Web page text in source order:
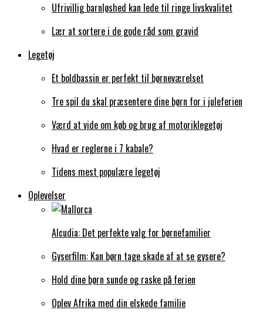
Ufrivillig barnløshed kan lede til ringe livskvalitet
Lær at sortere i de gode råd som gravid
Legetøj
Et boldbassin er perfekt til børneværelset
Tre spil du skal præsentere dine børn for i juleferien
Værd at vide om køb og brug af motoriklegetøj
Hvad er reglerne i 7 kabale?
Tidens mest populære legetøj
Oplevelser
Alcudia: Det perfekte valg for børnefamilier
Gyserfilm: Kan børn tage skade af at se gysere?
Hold dine børn sunde og raske på ferien
Oplev Afrika med din elskede familie